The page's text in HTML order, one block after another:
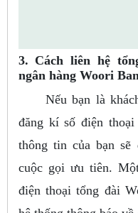
3. Cách liên hệ
ngân hàng Woori
Nếu bạn là khách
đăng kí số điện
thông tin của bạn sẽ
cuộc gọi ưu tiên.
điện thoại tổng đài